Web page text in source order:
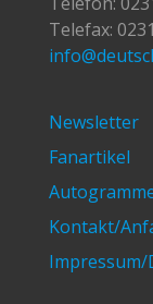
Telefax:
Newsletter
Fanartikel
Kontakt/
Impressum/